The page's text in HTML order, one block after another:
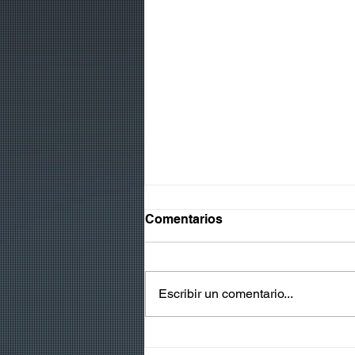
Comentarios
Escribir un comentario...